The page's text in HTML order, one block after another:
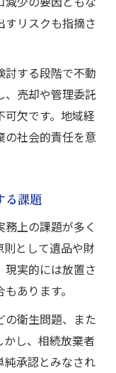
すリスクも指摘さ
討する段階で不動
、売却や管理委託
欠です。地域経
の社会的責任を意
る課題
上の課題が多く
として遺品や財
実的には放置さ
あります。
の衛生問題、また
し、相続放棄者
純承認とみなされ